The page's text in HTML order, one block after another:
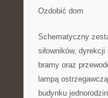
Ozdobić dom
Schematyczny
siłowników,
bramy oraz
lampą
budynku